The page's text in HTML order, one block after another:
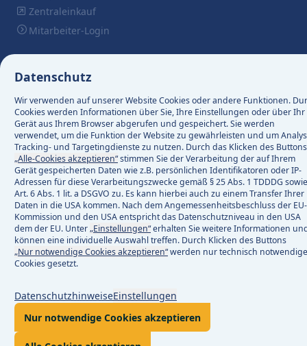
Datenschutz
Wir verwenden auf unserer Website Cookies oder andere Funktionen.
Cookies werden Informationen über Sie, Ihre Einstellungen oder über Ihr
Gerät aus Ihrem Browser abgerufen und gespeichert. Sie werden
verwendet, um die Funktion der Website zu gewährleisten und um
Tracking- und Targetingdienste zu nutzen. Durch das Klicken des Buttons
„Alle-Cookies akzeptieren“stimmen Sie der Verarbeitung der auf Ihrem
Gerät gespeicherten Daten wie z.B. persönlichen Identifikatoren oder IP-
Adressen für diese Verarbeitungszwecke gemäß § 25 Abs. 1 TDDDG sowie
Art. 6 Abs. 1 lit. a DSGVO zu. Es kann hierbei auch zu einem Transfer Ihrer
Daten in die USA kommen. Nach dem Angemessenheitsbeschluss der EU-
Kommission und den USA entspricht das Datenschutzniveau in den USA
dem der EU. Unter„Einstellungen“erhalten Sie weitere Informationen
können eine individuelle Auswahl treffen. Durch Klicken des Buttons
„Nur notwendige Cookies akzeptieren“werden nur technisch notwendige
Cookies gesetzt.
DatenschutzhinweiseEinstellungen
Nur notwendige Cookies akzeptieren
Zentraleinkauf
Mitarbeiter-Login
Südhessen AG
5
messen 5
& speichern 5
Service 4
2
& anschließen
9
planen 8
Wissenswertes 2
und Flächen 3
Hausanschluss
Stromanschluss
Stromnetzanschluss
Gasanschluss
Wasseranschluss
E-
Angebote
Referenzen
Weitere Themen
Lieferantenwechsel
Netz- und Anlagenbau
Wasserstoffbedarfsmeldung
Ablesen & messen
Mein Zähler
Zählerwissen
Messstellenbetrieb
Serviceformulare
Mein Zähler
Umstellung auf digitale
Zählerstand ablesen
Zählerbefundprüfung
Messkonzepte
Messstellenbetreiber
Messstellenverträge
Freischaltung
PIN
(2016)
PV-
Energy
Betreiberwechsel
Bankverbindung ändern
Abschlagszahlungen
Kontakt & Service
Kontakt 2
Störungen 6
Pflichtveröffentlichungen
Weitere Themen
Kontakt
Ihre Nachricht an uns
Anregungen und
Kontakt und Infos im
Baustellen
Mängelmelder
App „e-netzTICKER“
Weitere
Wichtige Begriffe
Wir in der Region
Forschung und
Kommunen
Marktpartner
Wir in der Region
Die e-netz Südhessen
Investor Relations
Standorte
Karriere
Pressemeldungen
PAMAd
CyberStress
CIRCULUS
NeNa
Kommunen
Kommunale
Baulandentwicklung
Kommunale
Energiekonzept
Öffentliche Ladesäulen
Marktpartner
Installateure
Energielieferanten
Weitere Themen
Grundversorgung
Login
Kundenportal
Netzbetreiberportal